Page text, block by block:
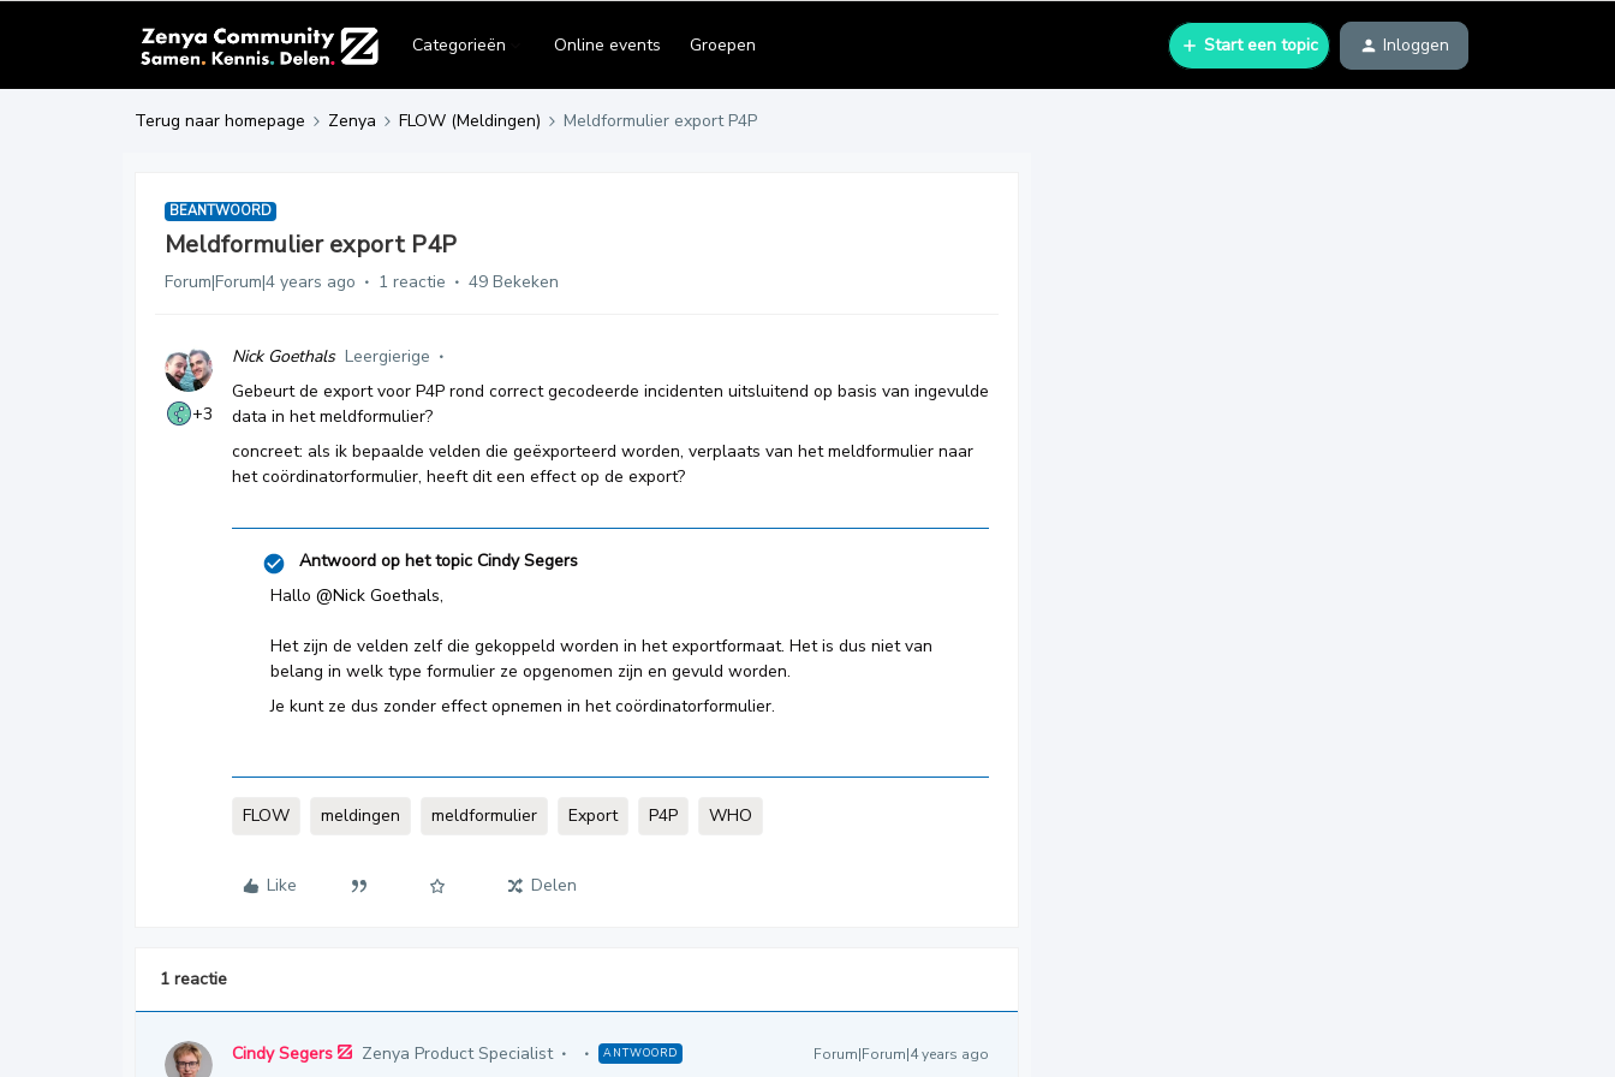
Categorieën Online events Groepen Start een topic Inloggen
Terug naar homepage Zenya FLOW (Meldingen) Meldformulier export P4P
BEANTWOORD
Meldformulier export P4P
Forum|Forum|4 years ago 1 reactie 49 Bekeken
+3
Nick Goethals Leergierige
Gebeurt de export voor P4P rond correct gecodeerde incidenten uitsluitend op basis van ingevulde
data in het meldformulier?
concreet: als ik bepaalde velden die geëxporteerd worden, verplaats van het meldformulier naar
het coördinatorformulier, heeft dit een effect op de export?
Antwoord op het topic Cindy Segers
Hallo @Nick Goethals,
Het zijn de velden zelf die gekoppeld worden in het exportformaat. Het is dus niet van
belang in welk type formulier ze opgenomen zijn en gevuld worden.
Je kunt ze dus zonder effect opnemen in het coördinatorformulier.
FLOW meldingen meldformulier Export P4P WHO
Like Delen
1 reactie
Cindy Segers Zenya Product Specialist ANTWOORD Forum|Forum|4 years ago